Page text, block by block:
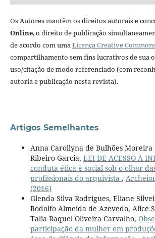
Os Autores mantêm os direitos autorais e
Online, o direito de publicação
de acordo com umaLicença Creative
compartilhamento sem fins lucrativos de sua
uso/citação de modo referenciado (com
autoria e publicação nesta revista).
Artigos Semelhantes
Anna Carollyna de Bulhões Moreira
Ribeiro Garcia, LEI DE ACESSO À
conduta ética e social sob o olhar
profissionais do arquivista ,
(2016)
Glenda Silva Rodrigues, Eliane
Rodolfo Almeida de Azevedo, Alice
Talia Raquel Oliveira Carvalho,
participação da mulher em